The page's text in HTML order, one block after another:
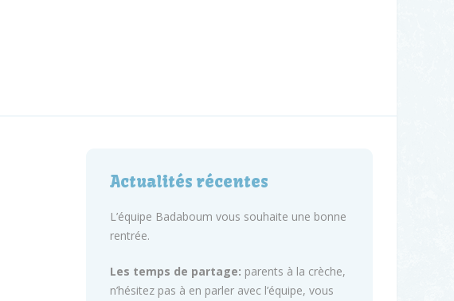
Actualités récentes
L’équipe Badaboum vous souhaite une bonne
rentrée.
Les temps de partage: parents à la crèche,
n’hésitez pas à en parler avec l’équipe, vous